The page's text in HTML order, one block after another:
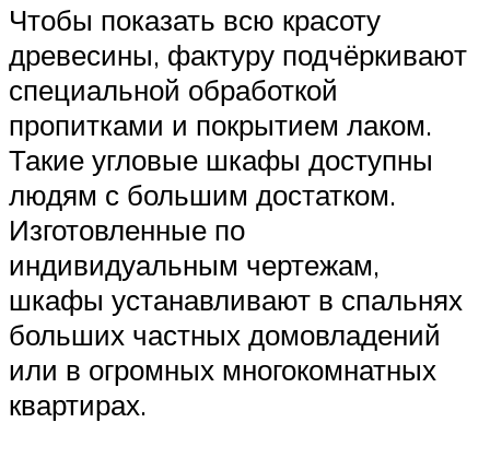
Чтобы показать всю красоту
древесины, фактуру подчёркивают
специальной обработкой
пропитками и покрытием лаком.
Такие угловые шкафы доступны
людям с большим достатком.
Изготовленные по
индивидуальным чертежам,
шкафы устанавливают в спальнях
больших частных домовладений
или в огромных многокомнатных
квартирах.